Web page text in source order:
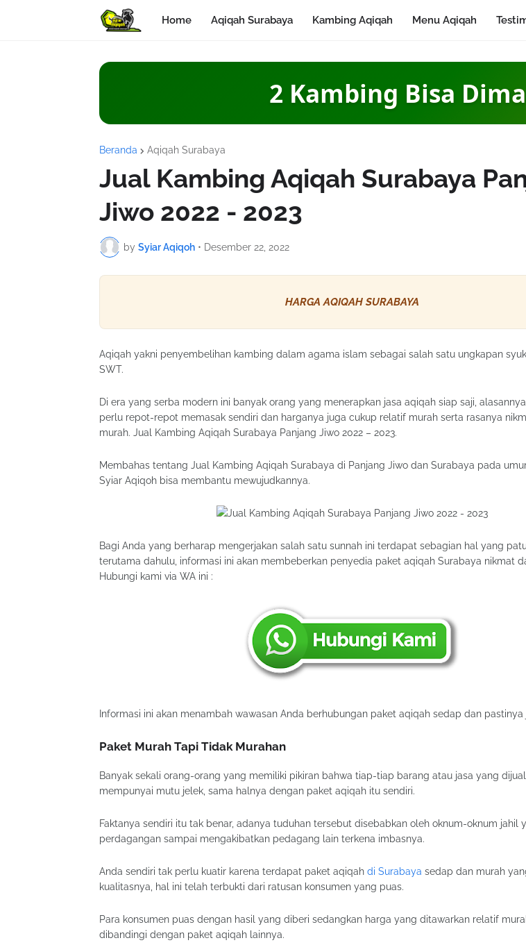
Home Aqiqah Surabaya Kambing Aqiqah Menu Aqiqah
2 Kambing Bisa
Beranda Aqiqah Surabaya
Jual Kambing Aqiqah Surabaya
Jiwo 2022 - 2023
by Syiar Aqiqoh • Desember 22, 2022
HARGA AQIQAH SURABAYA
Aqiqah yakni penyembelihan kambing dalam agama islam sebagai salah satu ungkapan
SWT.
Di era yang serba modern ini banyak orang yang menerapkan jasa aqiqah siap saji,
perlu repot-repot memasak sendiri dan harganya juga cukup relatif murah serta rasanya
murah. Jual Kambing Aqiqah Surabaya Panjang Jiwo 2022 – 2023.
Membahas tentang Jual Kambing Aqiqah Surabaya di Panjang Jiwo dan Surabaya pada
Syiar Aqiqoh bisa membantu mewujudkannya.
Bagi Anda yang berharap mengerjakan salah satu sunnah ini terdapat sebagian hal yang
terutama dahulu, informasi ini akan membeberkan penyedia paket aqiqah Surabaya nikmat
Hubungi kami via WA ini :
Informasi ini akan menambah wawasan Anda berhubungan paket aqiqah sedap dan pastinya
Paket Murah Tapi Tidak Murahan
Banyak sekali orang-orang yang memiliki pikiran bahwa tiap-tiap barang atau jasa yang
mempunyai mutu jelek, sama halnya dengan paket aqiqah itu sendiri.
Faktanya sendiri itu tak benar, adanya tuduhan tersebut disebabkan oleh oknum-oknum jahil
perdagangan sampai mengakibatkan pedagang lain terkena imbasnya.
Anda sendiri tak perlu kuatir karena terdapat paket aqiqah di Surabaya sedap dan murah
kualitasnya, hal ini telah terbukti dari ratusan konsumen yang puas.
Para konsumen puas dengan hasil yang diberi sedangkan harga yang ditawarkan relatif
dibandingi dengan paket aqiqah lainnya.